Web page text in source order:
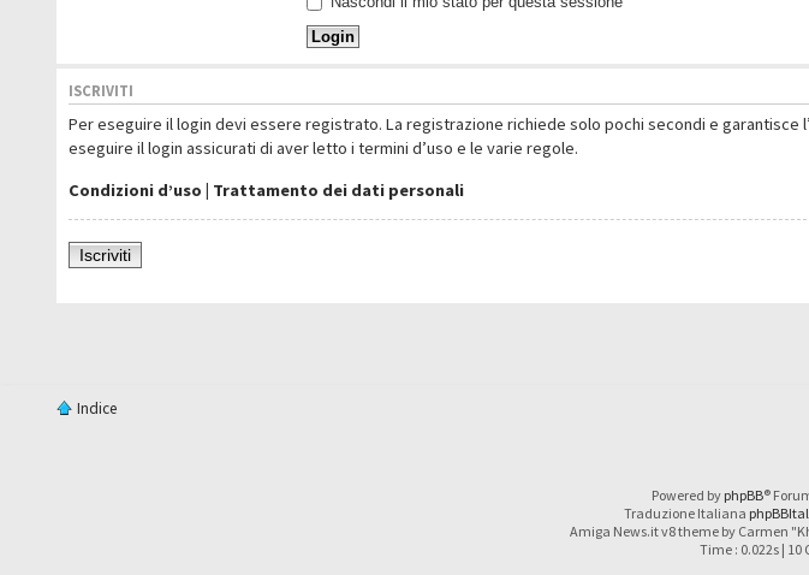
ISCRIVITI
Per eseguire il login devi essere registrato. La registrazione richiede solo pochi secondi e garantisce
eseguire il login assicurati di aver letto i termini d’uso e le varie regole.
Condizioni d’uso | Trattamento dei dati personali
Iscriviti
Indice
Powered by phpBB®
Traduzione Italiana
Amiga News.it v8 theme by Carmen
Time : 0.022s | 10